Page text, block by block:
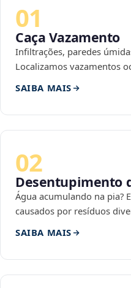
01
Caça Vazamento
Infiltrações, paredes
Localizamos vazamentos
SAIBA MAIS
02
Desentupimento
Água acumulando na pia?
causados por resíduos
SAIBA MAIS